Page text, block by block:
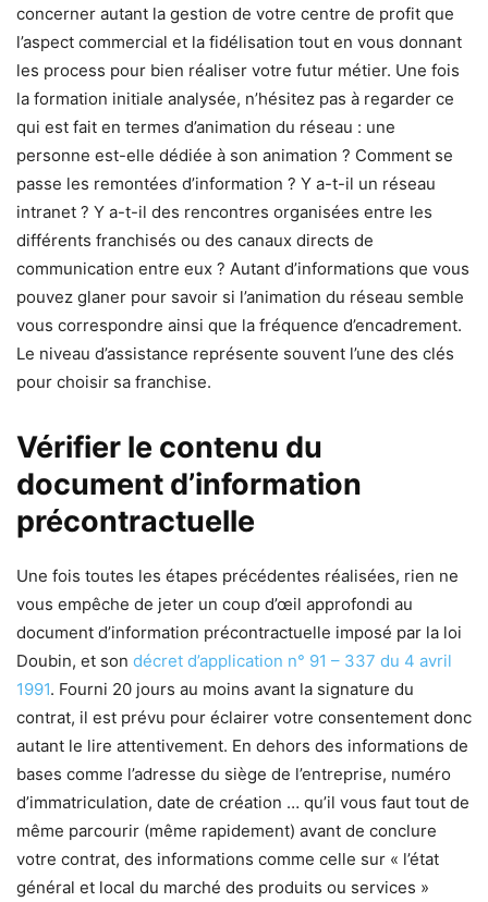
concerner autant la gestion de votre centre de profit que
l’aspect commercial et la fidélisation tout en vous donnant
les process pour bien réaliser votre futur métier. Une fois
la formation initiale analysée, n’hésitez pas à regarder ce
qui est fait en termes d’animation du réseau : une
personne est-elle dédiée à son animation ? Comment se
passe les remontées d’information ? Y a-t-il un réseau
intranet ? Y a-t-il des rencontres organisées entre les
différents franchisés ou des canaux directs de
communication entre eux ? Autant d’informations que vous
pouvez glaner pour savoir si l’animation du réseau semble
vous correspondre ainsi que la fréquence d’encadrement.
Le niveau d’assistance représente souvent l’une des clés
pour choisir sa franchise.
Vérifier le contenu du
document d’information
précontractuelle
Une fois toutes les étapes précédentes réalisées, rien ne
vous empêche de jeter un coup d’œil approfondi au
document d’information précontractuelle imposé par la loi
Doubin, et son décret d’application n° 91 – 337 du 4 avril
1991. Fourni 20 jours au moins avant la signature du
contrat, il est prévu pour éclairer votre consentement donc
autant le lire attentivement. En dehors des informations de
bases comme l’adresse du siège de l’entreprise, numéro
d’immatriculation, date de création … qu’il vous faut tout de
même parcourir (même rapidement) avant de conclure
votre contrat, des informations comme celle sur « l’état
général et local du marché des produits ou services »